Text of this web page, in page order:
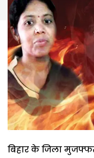
बिहार के जिला